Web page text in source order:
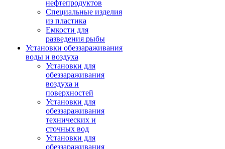
нефтепродуктов
Специальные изделия
из пластика
Емкости для
разведения рыбы
Установки обеззараживания
воды и воздуха
Установки для
обеззараживания
воздуха и
поверхностей
Установки для
обеззараживания
технических и
сточных вод
Установки для
обеззараживания